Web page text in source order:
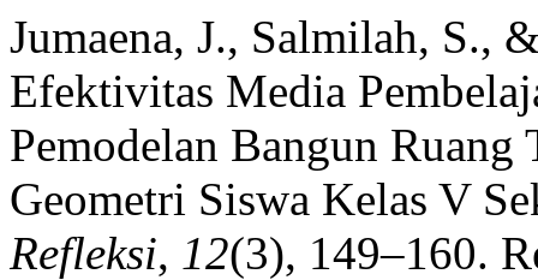
Jumaena, J., Salmilah, S.,
Efektivitas Media
Pemodelan Bangun Ruang
Geometri Siswa Kelas V
Refleksi, 12(3), 149–160.